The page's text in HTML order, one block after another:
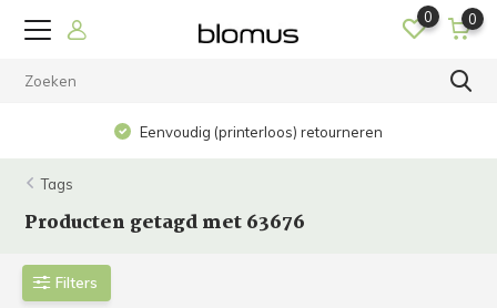
0 0
Eenvoudig (printerloos) retourneren
Tags
Producten getagd met 63676
Filters